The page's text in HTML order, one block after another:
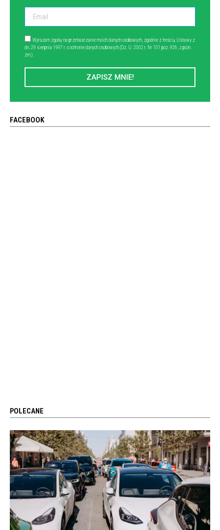
Wyrażam zgodę na przetwarzanie moich danych osobowych, zgodnie z treścią Ustawy z
dn. 29 sierpnia 1997 r. o ochronie danych osobowych (Dz. U. 2002 r. Nr 101 poz. 926, z późn.
zm.).
ZAPISZ MNIE!
FACEBOOK
POLECANE